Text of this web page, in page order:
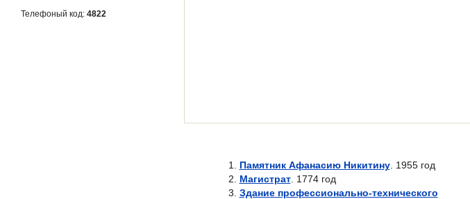
Телефоный код: 4822
Памятник Афанасию Никитину. 1955 год
Магистрат. 1774 год
Здание профессионально-технического